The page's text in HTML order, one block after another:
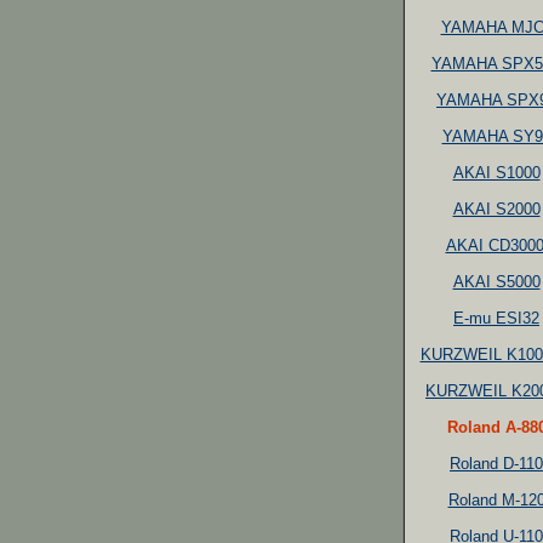
YAMAHA
YAMAHA
YAMAHA
YAMAHA
AKAI S1000
AKAI S2000
AKAI
AKAI S5000
E-mu ESI32
KURZWEIL
KURZWEIL
Roland A-
Roland D-110
Roland M-
Roland U-110